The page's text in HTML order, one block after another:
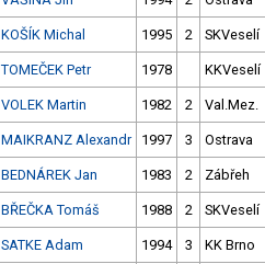
KOŠÍK Michal 1995 2 SKVeselí
TOMEČEK Petr 1978 KKVeselí
VOLEK Martin 1982 2 Val.Mez.
MAIKRANZ Alexandr 1997 3 Ostrava
BEDNÁREK Jan 1983 2 Zábřeh
BŘEČKA Tomáš 1988 2 SKVeselí
SATKE Adam 1994 3 KK Brno